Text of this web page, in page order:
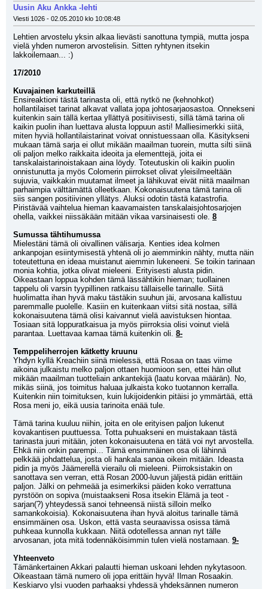
Uusin Aku Ankka -lehti
Viesti 1026 - 02.05.2010 klo 10:08:48
Lehtien arvostelu yksin alkaa lievästi sanottuna tympiä, mutta jospa
vielä yhden numeron arvostelisin. Sitten ryhtynen itsekin
lakkoilemaan... :)
17/2010
Kuvajainen karkuteillä
Ensireaktioni tästä tarinasta oli, että nytkö ne (kehnohkot)
hollantilaiset tarinat alkavat vallata jopa johtosarjaosastoa. Onnekseni
kuitenkin sain tällä kertaa yllättyä positiivisesti, sillä tämä tarina oli
kaikin puolin ihan luettava alusta loppuun asti! Malliesimerkki siitä,
miten hyviä hollantilaistarinat voivat onnistuessaan olla. Käsitykseni
mukaan tämä sarja ei ollut mikään maailman tuorein, mutta silti siinä
oli paljon melko raikkaita ideoita ja elementtejä, joita ei
tanskalaistarinoistakaan aina löydy. Toteutuskin oli kaikin puolin
onnistunutta ja myös Colomerin piirrokset olivat yleisilmeeltään
sujuvia, vaikkakin muutamat ilmeet ja lähikuvat eivät niitä maailman
parhaimpia välttämättä olleetkaan. Kokonaisuutena tämä tarina oli
siis sangen positiivinen yllätys. Aluksi odotin tästä katastrofia.
Piristävää vaihtelua hieman kaavamaisten tanskalaisjohtosarjojen
ohella, vaikkei niissäkään mitään vikaa varsinaisesti ole. 8
Sumussa tähtihumussa
Mielestäni tämä oli oivallinen välisarja. Kenties idea kolmen
ankanpojan esiintymisestä yhtenä oli jo aiemminkin nähty, mutta näin
toteutettuna en ideaa muistanut aiemmin lukeneeni. Se toikin tarinaan
monia kohtia, jotka olivat mieleeni. Erityisesti alusta pidin.
Oikeastaan loppua kohden tämä lässähtikin hieman; tuollainen
tappelu oli varsin tyypillinen ratkaisu tällaiselle tarinalle. Siitä
huolimatta ihan hyvä maku tästäkin suuhun jäi, arvosana kallistuu
paremmalle puolelle. Kasiin en kuitenkaan viitsi sitä nostaa, sillä
kokonaisuutena tämä olisi kaivannut vielä aavistuksen hiontaa.
Tosiaan sitä loppuratkaisua ja myös piirroksia olisi voinut vielä
parantaa. Luettavaa kamaa tämä kuitenkin oli. 8-
Temppeliherrojen kätketty kruunu
Yhdyn kyllä Kreachiin siinä mielessä, että Rosaa on taas viime
aikoina julkaistu melko paljon ottaen huomioon sen, ettei hän ollut
mikään maailman tuotteliain ankantekijä (laatu korvaa määrän). No,
mikäs siinä, jos toimitus haluaa julkaista koko tuotannon kerralla.
Kuitenkin niin toimituksen, kuin lukijoidenkin pitäisi jo ymmärtää, että
Rosa meni jo, eikä uusia tarinoita enää tule.
Tämä tarina kuuluu niihin, joita en ole erityisen paljon lukenut
kovakantisen puuttuessa. Totta puhuakseni en muistakaan tästä
tarinasta juuri mitään, joten kokonaisuutena en tätä voi nyt arvostella.
Ehkä niin onkin parempi... Tämä ensimmäinen osa oli lähinnä
pelkkää johdattelua, josta oli hankala sanoa oikein mitään. Ideasta
pidin ja myös Jäämerellä vierailu oli mieleeni. Piirroksistakin on
sanottava sen verran, että Rosan 2000-luvun jäljestä pidän erittäin
paljon. Jälki on pehmeää ja esimerkiksi päiden koko verrattuna
pyrstöön on sopiva (muistaakseni Rosa itsekin Elämä ja teot -
sarjan(?) yhteydessä sanoi tehneensä niistä silloin melko
samankokoisia). Kokonaisuutena ihan hyvä aloitus tarinalle tämä
ensimmäinen osa. Uskon, että vasta seuraavissa osissa tämä
puhkeaa kunnolla kukkaan. Niitä odotellessa annan nyt tälle
arvosanan, jota mitä todennäköisimmin tulen vielä nostamaan. 9-
Yhteenveto
Tämänkertainen Akkari palautti hieman uskoani lehden nykytasoon.
Oikeastaan tämä numero oli jopa erittäin hyvä! Ilman Rosaakin.
Keskiarvo ylsi vuoden parhaaksi yhdessä yhdeksännen numeron